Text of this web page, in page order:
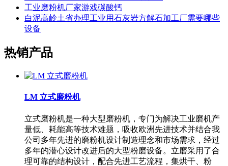
工业磨粉机厂家游戏碳酸钙
白泥高岭土省办理工业用石灰岩方解石加工厂需要哪些
设备
热销产品
LM 立式磨粉机
立式磨粉机是一种大型磨粉机，专门为解决工业磨机产
量低、耗能高等技术难题，吸收欧洲先进技术并结合我
公司多年先进的磨粉机设计制造理念和市场需求，经过
多年的潜心设计改进后的大型粉磨设备。立磨采用了合
理可靠的结构设计，配合先进工艺流程，集烘干、粉